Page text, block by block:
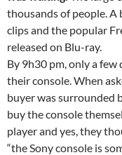
thousands of people. A
clips and the popular
released on Blu-ray.
By 9h30 pm, only a
their console. When
buyer was surrounded
buy the console
player and yes, they
“the Sony console is